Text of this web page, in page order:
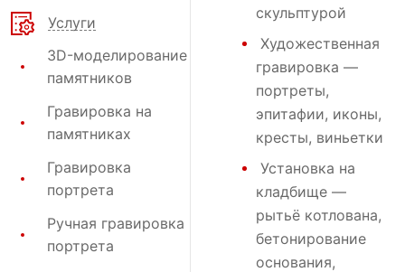
Услуги
3D-моделирование
памятников
Гравировка на
памятниках
Гравировка
портрета
Ручная гравировка
портрета
скульптурой
Художественная
гравировка —
портреты,
эпитафии, иконы,
кресты, виньетки
Установка на
кладбище —
рытьё котлована,
бетонирование
основания,